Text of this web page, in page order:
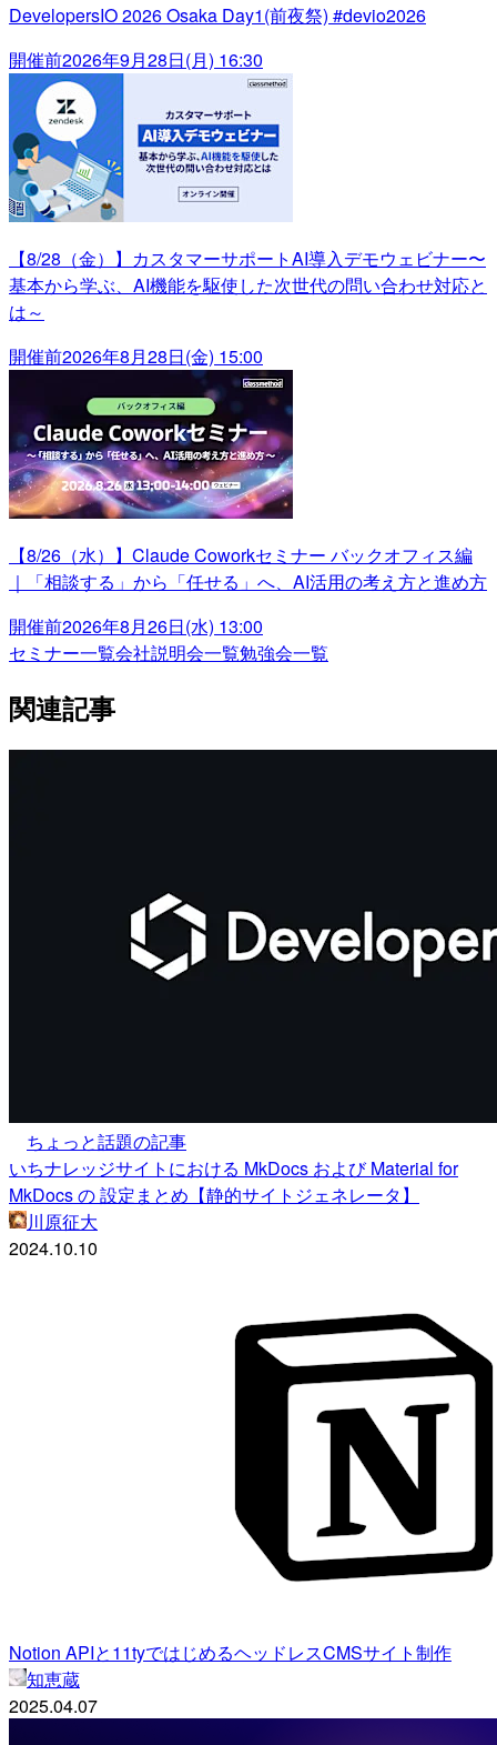
DevelopersIO 2026 Osaka Day1(前夜祭) #devio2026
開催前2026年9月28日(月) 16:30
【8/28（金）】カスタマーサポートAI導入デモウェビナー〜
基本から学ぶ、AI機能を駆使した次世代の問い合わせ対応と
は～
開催前2026年8月28日(金) 15:00
【8/26（水）】Claude Coworkセミナー バックオフィス編
｜「相談する」から「任せる」へ、AI活用の考え方と進め方
開催前2026年8月26日(水) 13:00
セミナー一覧会社説明会一覧勉強会一覧
関連記事
ちょっと話題の記事
いちナレッジサイトにおける MkDocs および Material for
MkDocs の 設定まとめ【静的サイトジェネレータ】
川原征大
2024.10.10
Notion APIと11tyではじめるヘッドレスCMSサイト制作
知恵蔵
2025.04.07